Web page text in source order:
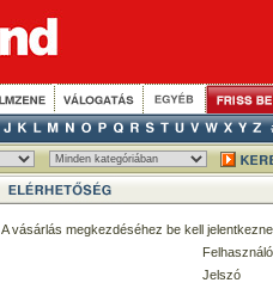
A vásárlás megkezdéséhez be kell
Jelszó